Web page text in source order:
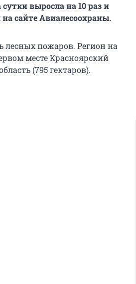
выросла на 10 раз и
сайте Авиалесоохраны.
лесных пожаров. Регион на
месте Красноярский
(795 гектаров).